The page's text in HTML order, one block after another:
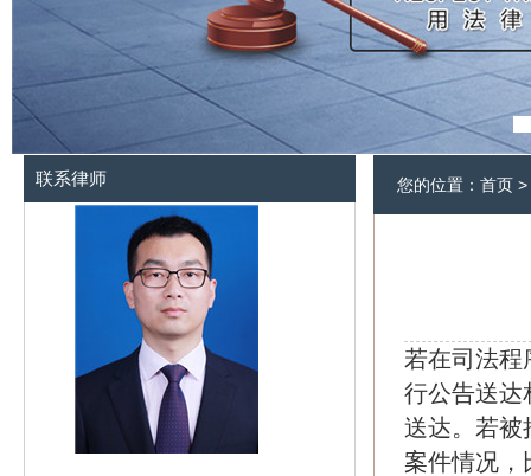
联系律师 您的位置： 首页 >
若在司法程
行公告送达
送达。若被
案件情况，